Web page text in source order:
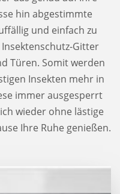
hin abgestimmte
und einfach zu
Gitter
Türen. Somit werden
Insekten mehr in
immer ausgesperrt
wieder ohne lästige
Ihre Ruhe genießen.